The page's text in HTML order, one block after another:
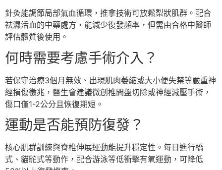
針灸能調節局部氣血循環，推拿技術可放鬆梨狀肌群。配合
祛濕活血的中藥處方，能減少復發頻率，但需由合格中醫師
評估體質後使用。
何時需要考慮手術介入？
若保守治療3個月無效、出現肌肉萎縮或大小便失禁等嚴重神
經損傷徵兆，醫生會建議微創椎間盤切除或神經減壓手術，
傷口僅1-2公分且恢復期短。
運動是否能預防復發？
核心肌群訓練與脊椎伸展運動能提升穩定性。每日進行橋
式、貓駝式等動作，配合游泳等低衝擊有氧運動，可降低